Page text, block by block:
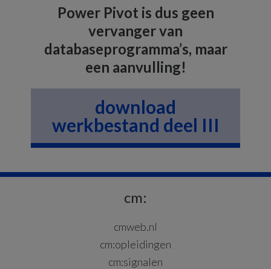
Power Pivot is dus geen
vervanger van
databaseprogramma’s, maar
een aanvulling!
download
werkbestand deel III
cm:
cmweb.nl
cm:opleidingen
cm:signalen